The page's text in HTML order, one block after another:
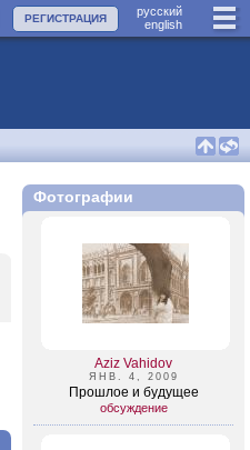
руccкий
english
РЕГИСТРАЦИЯ
Фотографии
Aziz Vahidov
ЯНВ. 4, 2009
Прошлое и будущее
обсуждение